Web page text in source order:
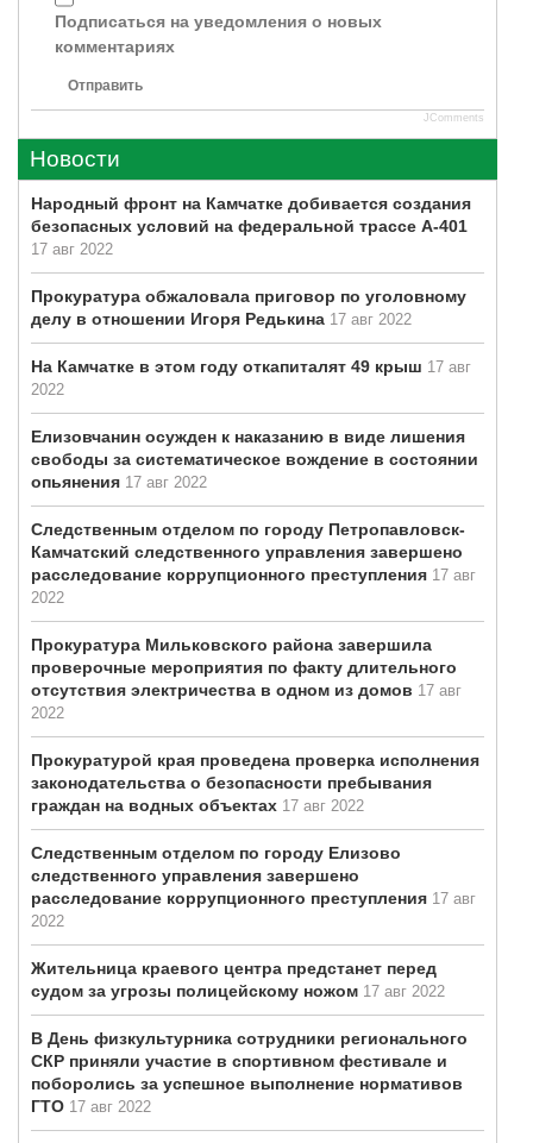
Подписаться на уведомления о новых
комментариях
Отправить
JComments
Новости
Народный фронт на Камчатке добивается создания
безопасных условий на федеральной трассе А-401
17 авг 2022
Прокуратура обжаловала приговор по уголовному
делу в отношении Игоря Редькина 17 авг 2022
На Камчатке в этом году откапиталят 49 крыш 17 авг
2022
Елизовчанин осужден к наказанию в виде лишения
свободы за систематическое вождение в состоянии
опьянения 17 авг 2022
Следственным отделом по городу Петропавловск-
Камчатский следственного управления завершено
расследование коррупционного преступления 17 авг
2022
Прокуратура Мильковского района завершила
проверочные мероприятия по факту длительного
отсутствия электричества в одном из домов 17 авг
2022
Прокуратурой края проведена проверка исполнения
законодательства о безопасности пребывания
граждан на водных объектах 17 авг 2022
Следственным отделом по городу Елизово
следственного управления завершено
расследование коррупционного преступления 17 авг
2022
Жительница краевого центра предстанет перед
судом за угрозы полицейскому ножом 17 авг 2022
В День физкультурника сотрудники регионального
СКР приняли участие в спортивном фестивале и
поборолись за успешное выполнение нормативов
ГТО 17 авг 2022